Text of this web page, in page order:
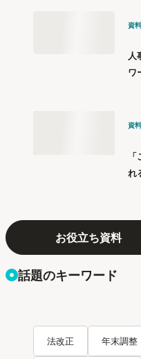
資料
人
ワ
資料
れ
お役立ち資料
話題のキーワード
法改正 年末調整